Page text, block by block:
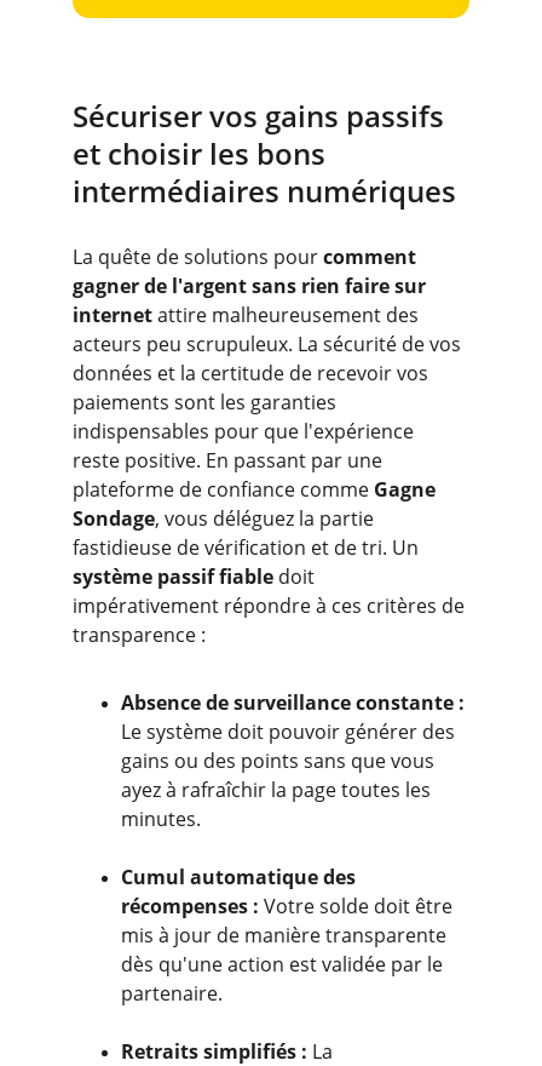
Sécuriser vos gains passifs
et choisir les bons
intermédiaires numériques
La quête de solutions pour comment
gagner de l'argent sans rien faire sur
internet attire malheureusement des
acteurs peu scrupuleux. La sécurité de vos
données et la certitude de recevoir vos
paiements sont les garanties
indispensables pour que l'expérience
reste positive. En passant par une
plateforme de confiance comme Gagne
Sondage, vous déléguez la partie
fastidieuse de vérification et de tri. Un
système passif fiable doit
impérativement répondre à ces critères de
transparence :
Absence de surveillance constante :
Le système doit pouvoir générer des
gains ou des points sans que vous
ayez à rafraîchir la page toutes les
minutes.
Cumul automatique des
récompenses : Votre solde doit être
mis à jour de manière transparente
dès qu'une action est validée par le
partenaire.
Retraits simplifiés : La